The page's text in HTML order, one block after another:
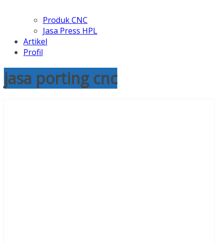
Produk CNC
Jasa Press HPL
Artikel
Profil
jasa porting cnc